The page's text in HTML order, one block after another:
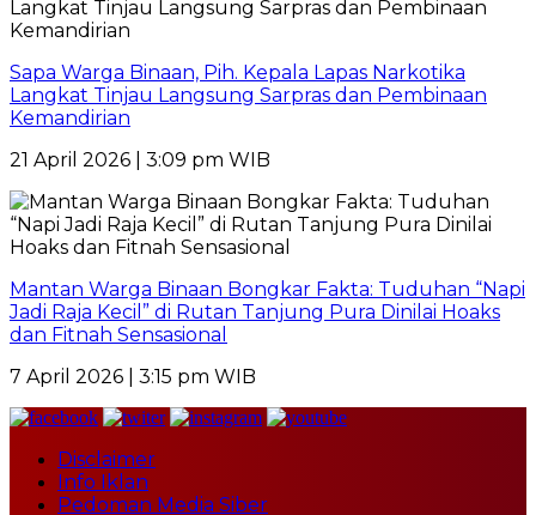
Sapa Warga Binaan, Pih. Kepala Lapas Narkotika
Langkat Tinjau Langsung Sarpras dan Pembinaan
Kemandirian
21 April 2026 | 3:09 pm WIB
Mantan Warga Binaan Bongkar Fakta: Tuduhan “Napi
Jadi Raja Kecil” di Rutan Tanjung Pura Dinilai Hoaks
dan Fitnah Sensasional
7 April 2026 | 3:15 pm WIB
Disclaimer
Info Iklan
Pedoman Media Siber